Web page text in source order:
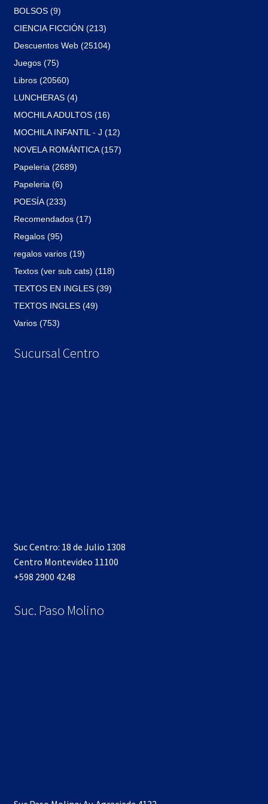
BOLSOS (9)
CIENCIA FICCIÓN (213)
Descuentos Web (25104)
Juegos (75)
Libros (20560)
LUNCHERAS (4)
MOCHILA ADULTOS (16)
MOCHILA INFANTIL - J (12)
NOVELA ROMÁNTICA (157)
Papeleria (2689)
Papeleria (6)
POESÍA (233)
Recomendados (17)
Regalos (95)
regalos varios (19)
Textos (ver sub cats) (118)
TEXTOS EN INGLES (39)
TEXTOS INGLES (49)
Varios (753)
Sucursal Centro
Suc Centro: 18 de Julio 1308
Centro Montevideo 11100
+598 2900 4248
Suc. Paso Molino